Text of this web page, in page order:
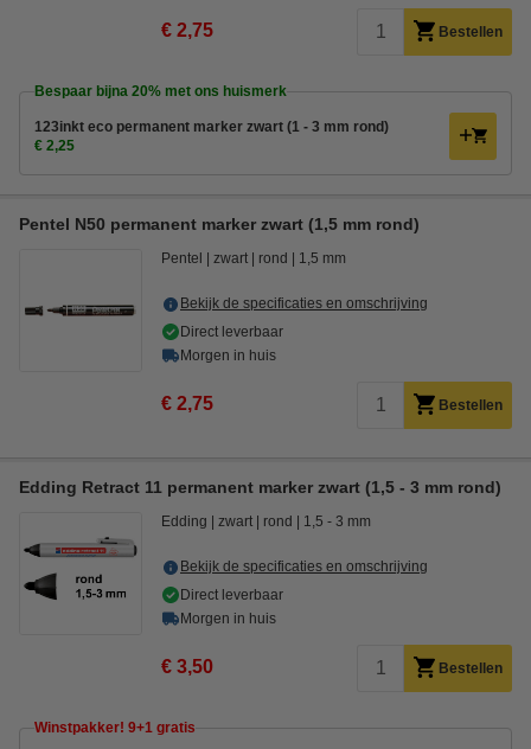
€ 2,75 Bestellen
Bespaar bijna 20% met ons huismerk
123inkt eco permanent marker zwart (1 - 3 mm rond)
€ 2,25
Pentel N50 permanent marker zwart (1,5 mm rond)
Pentel zwart rond 1,5 mm
Bekijk de specificaties en omschrijving
Direct leverbaar
Morgen in huis
€ 2,75 Bestellen
Edding Retract 11 permanent marker zwart (1,5 - 3 mm rond)
Edding zwart rond 1,5 - 3 mm
Bekijk de specificaties en omschrijving
Direct leverbaar
Morgen in huis
€ 3,50 Bestellen
Winstpakker! 9+1 gratis